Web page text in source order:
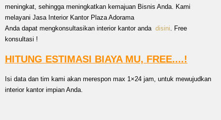
meningkat, sehingga meningkatkan kemajuan Bisnis Anda. Kami
melayani Jasa Interior Kantor Plaza Adorama
Anda dapat mengkonsultasikan interior kantor anda disini. Free
konsultasi !
HITUNG ESTIMASI BIAYA MU, FREE....!
Isi data dan tim kami akan merespon max 1×24 jam, untuk mewujudkan
interior kantor impian Anda.